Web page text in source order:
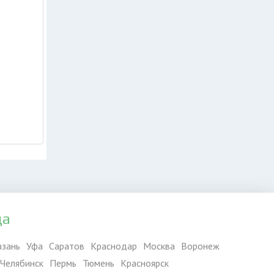
Уфа Саратов Краснодар Москва Воронеж
Челябинск Пермь Тюмень Красноярск